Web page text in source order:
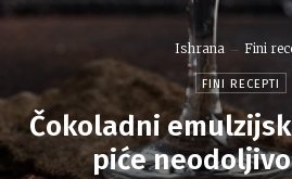
Ishrana Fini
FINI RECEPTI
Čokoladni
piće